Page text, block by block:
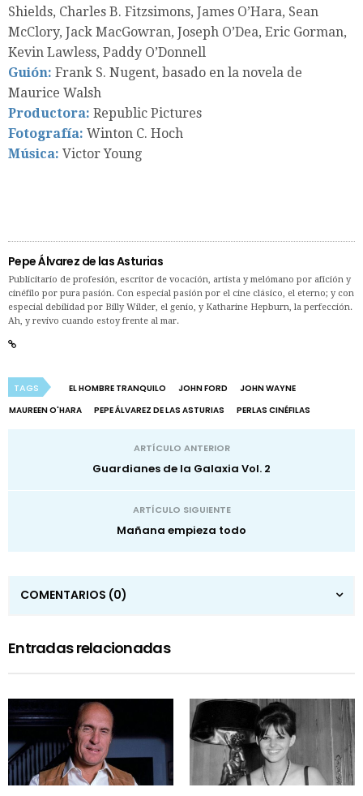
Shields, Charles B. Fitzsimons, James O’Hara, Sean
McClory, Jack MacGowran, Joseph O’Dea, Eric Gorman,
Kevin Lawless, Paddy O’Donnell
Guión: Frank S. Nugent, basado en la novela de
Maurice Walsh
Productora: Republic Pictures
Fotografía: Winton C. Hoch
Música: Victor Young
Pepe Álvarez de las Asturias
Publicitario de profesión, escritor de vocación, artista y melómano por afición y
cinéfilo por pura pasión. Con especial pasión por el cine clásico, el eterno; y con
especial debilidad por Billy Wilder, el genio, y Katharine Hepburn, la perfección.
Ah, y revivo cuando estoy frente al mar.
TAGS EL HOMBRE TRANQUILO JOHN FORD
JOHN WAYNE
MAUREEN O'HARA
PEPE ÁLVAREZ DE LAS ASTURIAS PERLAS CINÉFILAS
ARTÍCULO ANTERIOR
Guardianes de la Galaxia Vol. 2
ARTÍCULO SIGUIENTE
Mañana empieza todo
COMENTARIOS (0)
Entradas relacionadas